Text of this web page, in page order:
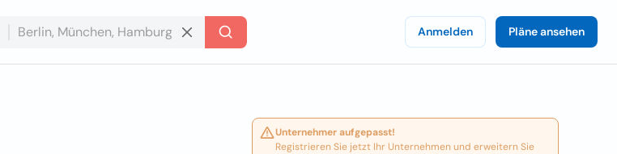
Anmelden Pläne ansehen
Unternehmer aufgepasst!
Registrieren Sie jetzt Ihr Unternehmen und erweitern Sie